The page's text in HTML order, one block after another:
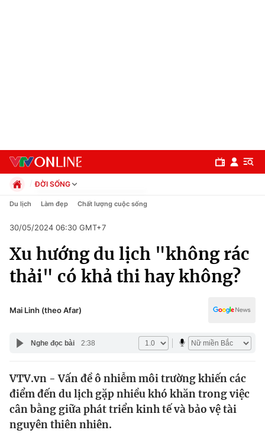
Chuyên mục
Chính trị
Pháp luật
Thế giới
Tin tức
ĐỜI SỐNG
Chính trị
Pháp luật
Kinh tế
Thể thao
Truyền hình
Y tế
Công nghệ
Du lịch Làm đẹp Chất lượng cuộc sống
30/05/2024 06:30 GMT+7
Xu hướng du lịch "không rác
thải" có khả thi hay không?
Mai Linh (theo Afar)
Nghe đọc bài 2:38
VTV.vn - Vấn đề ô nhiễm môi trường khiến các
điểm đến du lịch gặp nhiều khó khăn trong việc
cân bằng giữa phát triển kinh tế và bảo vệ tài
nguyên thiên nhiên.